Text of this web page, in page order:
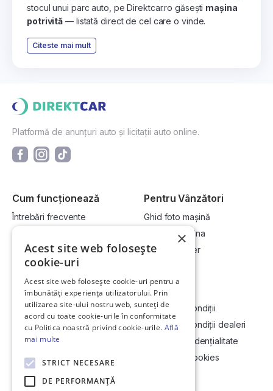
stocul unui parc auto, pe Direktcar.ro găsești mașina
potrivită — listată direct de cel care o vinde.
Citeste mai mult
Platformă de anunțuri auto și licitații auto online.
Cum funcționează
Întrebări frecvente
Cum vând la licitație?
Pentru Vânzători
Ghid foto mașină
Vinde-ți mașina
Devino dealer
Link-uri utile
Informații utile vizionare
Contact
Soluționarea Online a litigiilor
ANCP
Compania
Termeni și condiții
Termeni și condiții dealeri
Politică confidențialitate
Politica de cookies
×
Acest site web folosește
cookie-uri
Acest site web folosește cookie-uri pentru a
îmbunătăți experiența utilizatorului. Prin
utilizarea site-ului nostru web, sunteți de
acord cu toate cookie-urile în conformitate
cu Politica noastră privind cookie-urile. Află
mai multe
STRICT NECESARE
DE PERFORMANȚĂ